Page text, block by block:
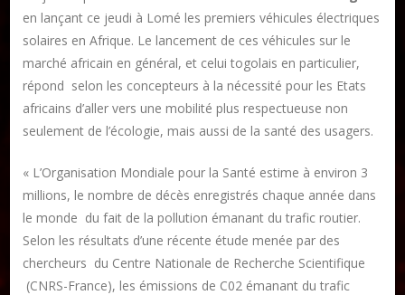
Formation en Édition Numérique
Les ateliers d’écriture littéraire
en lançant ce jeudi à Lomé les premiers véhicules électriques
solaires en Afrique. Le lancement de ces véhicules sur le
marché africain en général, et celui togolais en particulier,
répond selon les concepteurs à la nécessité pour les Etats
africains d’aller vers une mobilité plus respectueuse non
seulement de l’écologie, mais aussi de la santé des usagers.
« L’Organisation Mondiale pour la Santé estime à environ 3
millions, le nombre de décès enregistrés chaque année dans
le monde du fait de la pollution émanant du trafic routier.
Selon les résultats d’une récente étude menée par des
chercheurs du Centre Nationale de Recherche Scientifique
(CNRS-France), les émissions de C02 émanant du trafic